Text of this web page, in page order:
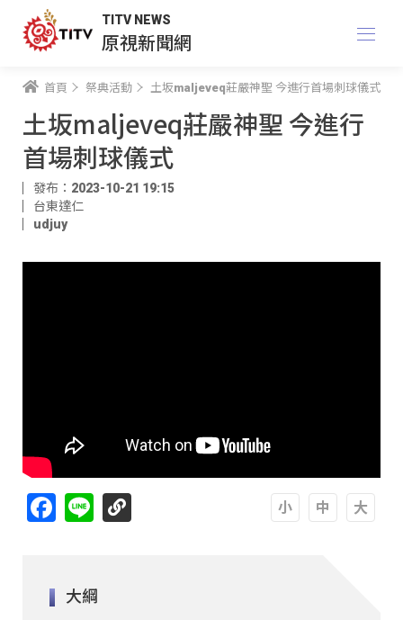
TITV NEWS
原視新聞網
首頁 祭典活動 土坂maljeveq莊嚴神聖 今進行首場刺球儀式
土坂maljeveq莊嚴神聖 今進行
首場刺球儀式
發布：2023-10-21 19:15
台東達仁
udjuy
Facebook
Line
大綱